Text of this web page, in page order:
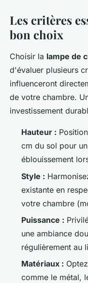
Les critères
bon choix
Choisir la lampe de
d'évaluer plusieurs
influenceront
de votre chambre.
investissement
Hauteur :
cm du sol pour
éblouissement
Style :
existante en
votre chambre
Puissance :
une ambiance
régulièrement au
Matériaux :
comme le métal,